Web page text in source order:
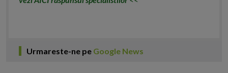
Urmareste-ne pe Google News